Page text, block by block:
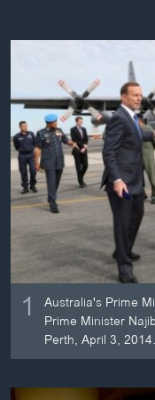
ອິດສະຫຼະພາບດ້ານການຂ່
ຊີວິດຊາວລາວ
ຊຸມຊົນຊາວລາວ
ວິທະຍາສາດ-ເທັກໂນໂລຈີ
ທຸລະກິດ
ພາສາອັງກິດ
ວີດີໂອ
ສຽງ
ລາຍການກະຈາຍສຽງ
ຕິດຕາມພວກເຮົາ ທີ່
1
Australia's Prime
Prime Minister
Perth, April 3, 2014.